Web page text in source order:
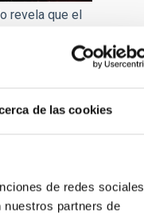
de las cookies
de redes sociales
nuestros partners de
revela que el